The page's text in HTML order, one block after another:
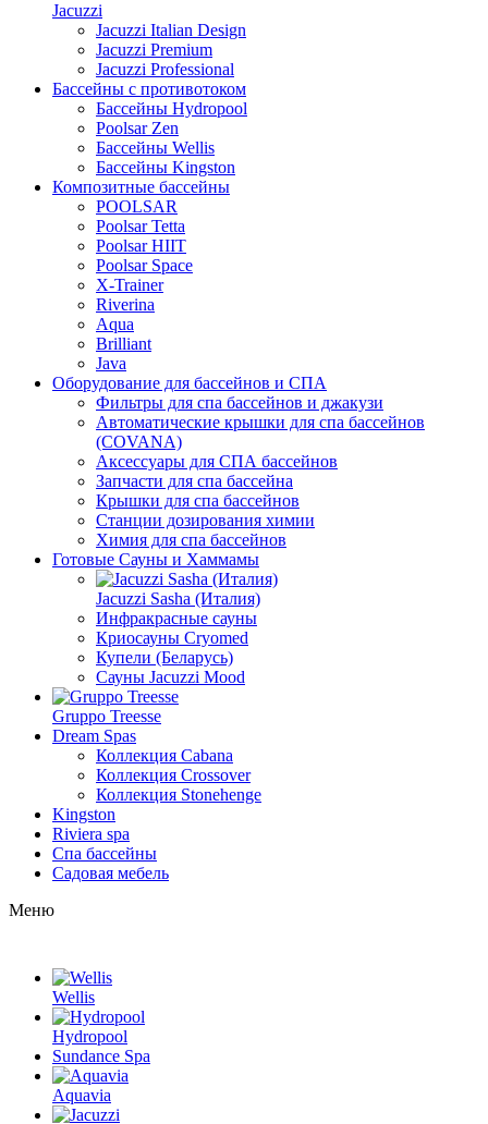
Jacuzzi
Jacuzzi Italian Design
Jacuzzi Premium
Jacuzzi Professional
Бассейны с противотоком
Бассейны Hydropool
Poolsar Zen
Бассейны Wellis
Бассейны Kingston
Композитные бассейны
POOLSAR
Poolsar Tetta
Poolsar HIIT
Poolsar Space
X-Trainer
Riverina
Aqua
Brilliant
Java
Оборудование для бассейнов и СПА
Фильтры для спа бассейнов и джакузи
Автоматические крышки для спа бассейнов
(COVANA)
Аксессуары для СПА бассейнов
Запчасти для спа бассейна
Крышки для спа бассейнов
Станции дозирования химии
Химия для спа бассейнов
Готовые Сауны и Хаммамы
Jacuzzi Sasha (Италия)
Инфракрасные сауны
Криосауны Cryomed
Купели (Беларусь)
Сауны Jacuzzi Mood
Gruppo Treesse
Dream Spas
Коллекция Cabana
Коллекция Crossover
Коллекция Stonehenge
Kingston
Riviera spa
Спа бассейны
Садовая мебель
Меню
Wellis
Hydropool
Sundance Spa
Aquavia